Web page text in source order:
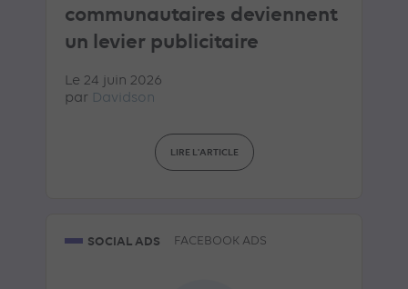
communautaires deviennent
un levier publicitaire
Le 24 juin 2026
par Davidson
LIRE L'ARTICLE
SOCIAL ADS FACEBOOK ADS